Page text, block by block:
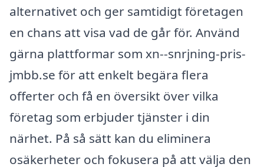
alternativet och ger samtidigt företagen
en chans att visa vad de går för. Använd
gärna plattformar som xn--snrjning-pris-
jmbb.se för att enkelt begära flera
offerter och få en översikt över vilka
företag som erbjuder tjänster i din
närhet. På så sätt kan du eliminera
osäkerheter och fokusera på att välja den